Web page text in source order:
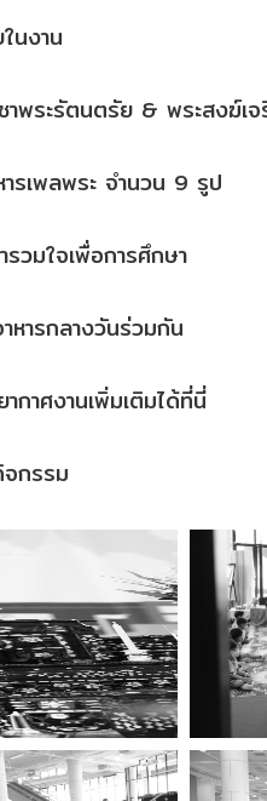
นงาน
าพระรัตนตรัย & พระสงฆ์
รเพลพระ จำนวน 9 รูป
วมใจเพื่อการศึกษา
ารกลางวันร่วมกัน
กาศงานเพิ่มเติมได้ที่นี่
กรรม